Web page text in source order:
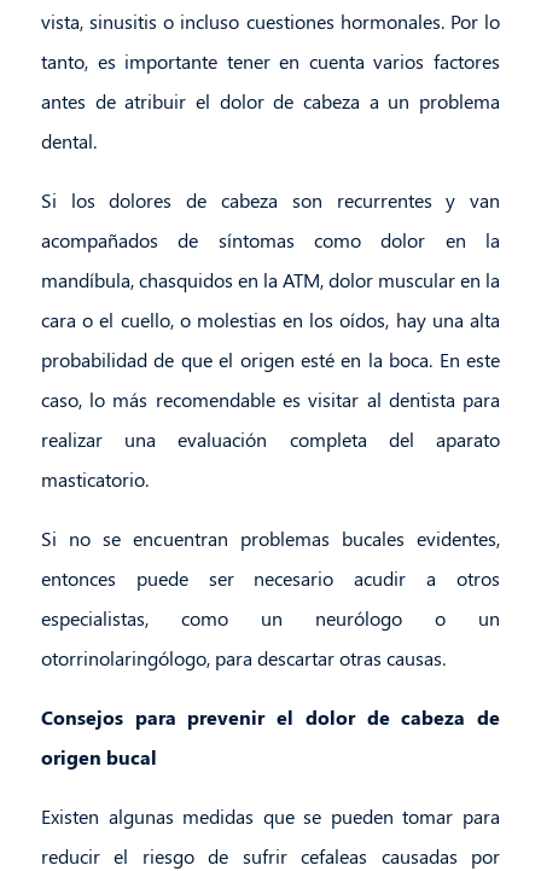
vista, sinusitis o incluso cuestiones hormonales. Por lo
tanto, es importante tener en cuenta varios factores
antes de atribuir el dolor de cabeza a un problema
dental.
Si los dolores de cabeza son recurrentes y van
acompañados de síntomas como dolor en la
mandíbula, chasquidos en la ATM, dolor muscular en la
cara o el cuello, o molestias en los oídos, hay una alta
probabilidad de que el origen esté en la boca. En este
caso, lo más recomendable es visitar al dentista para
realizar una evaluación completa del aparato
masticatorio.
Si no se encuentran problemas bucales evidentes,
entonces puede ser necesario acudir a otros
especialistas, como un neurólogo o un
otorrinolaringólogo, para descartar otras causas.
Consejos para prevenir el dolor de cabeza de
origen bucal
Existen algunas medidas que se pueden tomar para
reducir el riesgo de sufrir cefaleas causadas por